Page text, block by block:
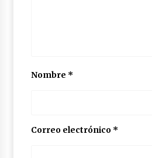
Nombre *
Correo electrónico *